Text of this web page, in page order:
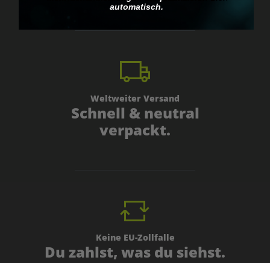
Weltweiter Versand
Schnell & neutral
verpackt.
Keine EU-Zollfalle
Du zahlst, was du siehst.
automatisch.